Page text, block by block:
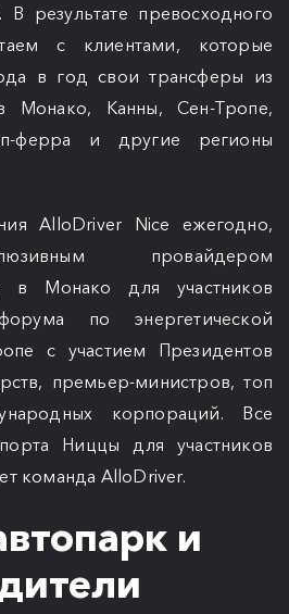
результате превосходного
с клиентами, которые
в год свои трансферы из
Монако, Канны, Сен-Тропе,
ферра и другие регионы
AlloDriver Nice ежегодно,
провайдером
в Монако для участников
по энергетической
с участием Президентов
премьер-министров, топ
корпораций. Все
Ниццы для участников
команда AlloDriver.
и